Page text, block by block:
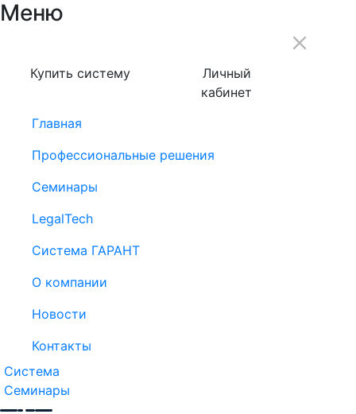
Меню
Купить систему
Личный
кабинет
Главная
Профессиональные решения
Семинары
LegalTech
Система ГАРАНТ
О компании
Новости
Контакты
Система
Семинары